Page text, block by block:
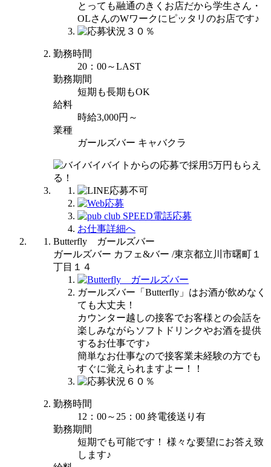
とっても融通のきくお店だから学生さん・
OLさんのWワークにピッタリのお店です♪
勤務時間
20：00～LAST
勤務期間
短期も長期もOK
給料
時給3,000円～
業種
ガールズバー キャバクラ
お仕事詳細へ
Butterfly ガールズバー
ガールズバー カフェ&バー /東京都立川市曙町１
丁目１４
ガールズバー「Butterfly」はお酒が飲めなく
ても大丈夫！
カウンター越しの接客でお客様との会話を
楽しみながらソフトドリンクやお酒を提供
するお仕事です♪
簡単なお仕事なので接客業未経験の方でも
すぐに覚えられますよー！！
勤務時間
12：00～25：00 終電後送り有
勤務期間
短期でも可能です！ 様々な要望にお答え致
します♪